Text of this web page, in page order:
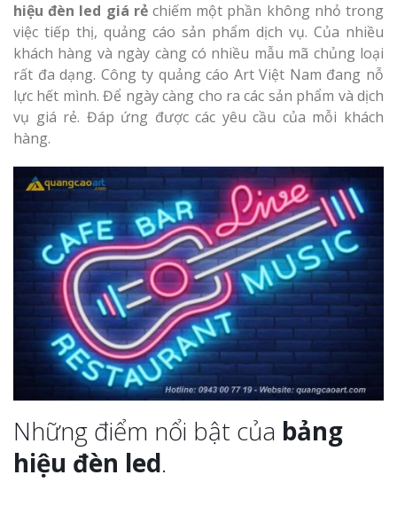
hiệu đèn led giá rẻchiếm một phần không nhỏ trong
việc tiếp thị, quảng cáo sản phẩm dịch vụ. Của nhiều
khách hàng và ngày càng có nhiều mẫu mã chủng loại
rất đa dạng. Công ty quảng cáo Art Việt Nam đang nỗ
lực hết mình. Để ngày càng cho ra các sản phẩm và dịch
vụ giá rẻ. Đáp ứng được các yêu cầu của mỗi khách
hàng.
Những điểm nổi bật của bảng
hiệu đèn led.